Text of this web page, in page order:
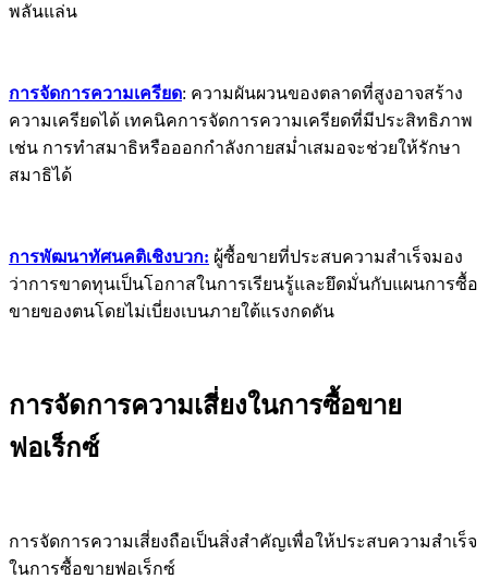
พลันแล่น
การจัดการความเครียด: ความผันผวนของตลาดที่สูงอาจสร้าง
ความเครียดได้ เทคนิคการจัดการความเครียดที่มีประสิทธิภาพ
เช่น การทำสมาธิหรือออกกำลังกายสม่ำเสมอจะช่วยให้รักษา
สมาธิได้
การพัฒนาทัศนคติเชิงบวก: ผู้ซื้อขายที่ประสบความสำเร็จมอง
ว่าการขาดทุนเป็นโอกาสในการเรียนรู้และยึดมั่นกับแผนการซื้อ
ขายของตนโดยไม่เบี่ยงเบนภายใต้แรงกดดัน
การจัดการความเสี่ยงในการซื้อขาย
ฟอเร็กซ์
การจัดการความเสี่ยงถือเป็นสิ่งสำคัญเพื่อให้ประสบความสำเร็จ
ในการซื้อขายฟอเร็กซ์